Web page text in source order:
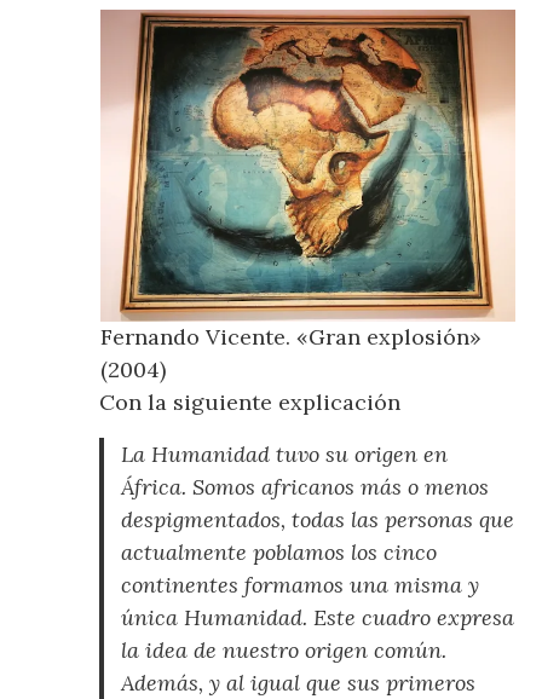
Fernando Vicente. «Gran explosión»
(2004)
Con la siguiente explicación
La Humanidad tuvo su origen en
África. Somos africanos más o menos
despigmentados, todas las personas que
actualmente poblamos los cinco
continentes formamos una misma y
única Humanidad. Este cuadro expresa
la idea de nuestro origen común.
Además, y al igual que sus primeros